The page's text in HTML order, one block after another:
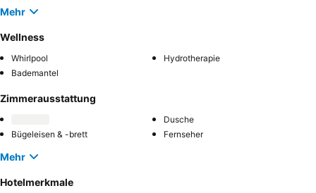
Mehr
Wellness
Whirlpool
Hydrotherapie
Bademantel
Zimmerausstattung
Dusche
Bügeleisen & -brett
Fernseher
Mehr
Hotelmerkmale